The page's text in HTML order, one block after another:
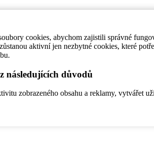
cookies, abychom zajistili správné
aktivní jen nezbytné cookies, které
následujících důvodů
zobrazeného obsahu a reklamy, vytvářet